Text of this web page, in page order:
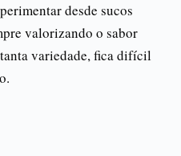
desde sucos
valorizando o sabor
variedade, fica difícil